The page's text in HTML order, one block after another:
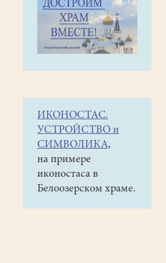
ИКОНОСТАС.
УСТРОЙСТВО и
СИМВОЛИКА,
на примере
иконостаса в
Белоозерском храме.